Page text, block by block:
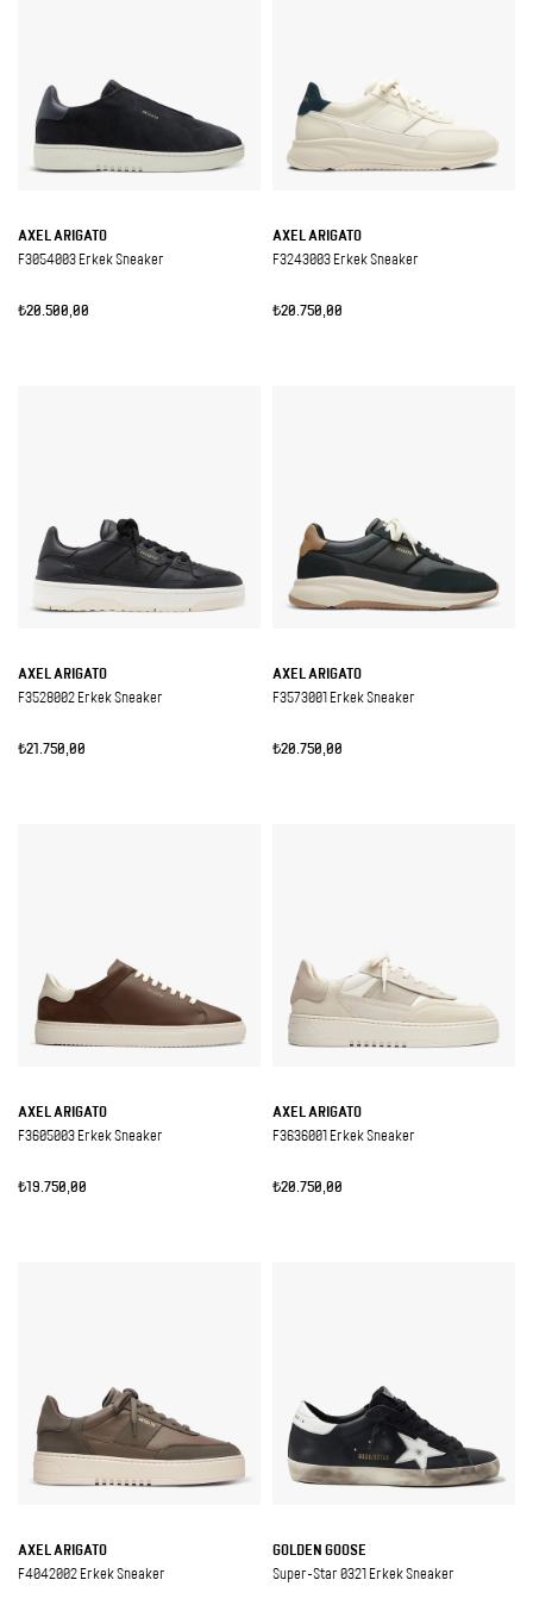
AXEL ARIGATO
F3054003 Erkek Sneaker
₺20.500,00
AXEL ARIGATO
F3243003 Erkek Sneaker
₺20.750,00
AXEL ARIGATO
F3528002 Erkek Sneaker
₺21.750,00
AXEL ARIGATO
F3573001 Erkek Sneaker
₺20.750,00
AXEL ARIGATO
F3605003 Erkek Sneaker
₺19.750,00
AXEL ARIGATO
F3636001 Erkek Sneaker
₺20.750,00
AXEL ARIGATO
F4042002 Erkek Sneaker
GOLDEN GOOSE
Super-Star 0321 Erkek Sneaker